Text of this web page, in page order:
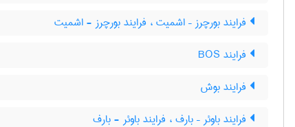
فرایند بورچرز – اشمیت ، فرایند بورچرز - اشمیت
فرایند BOS
فرایند بوش
فرایند باوئر – بارف ، فرایند باوئر - بارف